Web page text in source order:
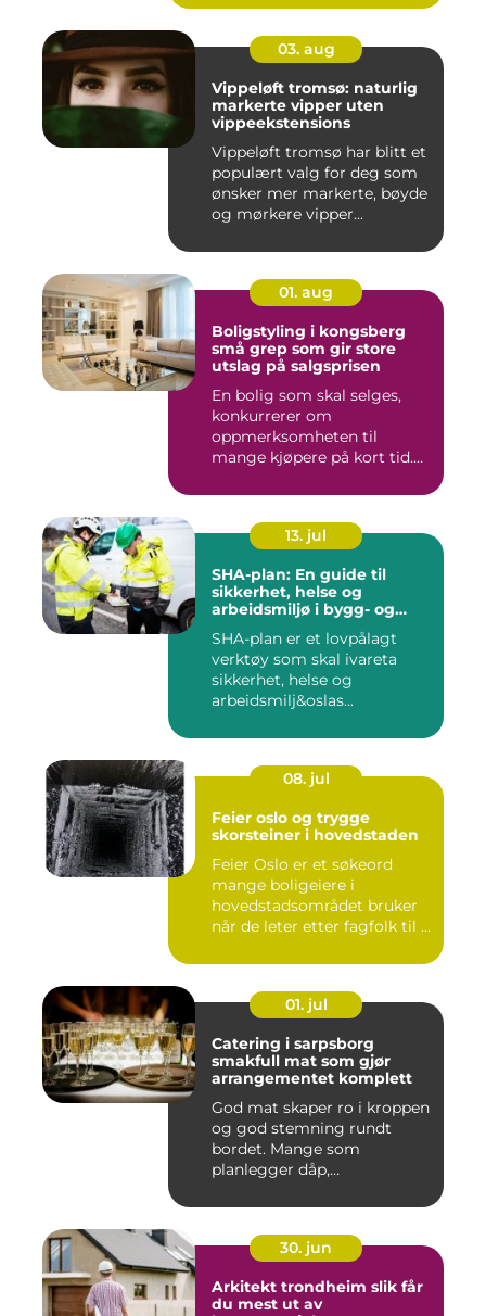
03. aug
Vippeløft tromsø: naturlig
markerte vipper uten
vippeekstensions
Vippeløft tromsø har blitt et
populært valg for deg som
ønsker mer markerte, bøyde
og mørkere vipper...
01. aug
Boligstyling i kongsberg
små grep som gir store
utslag på salgsprisen
En bolig som skal selges,
konkurrerer om
oppmerksomheten til
mange kjøpere på kort tid.
13. jul
SHA-plan: En guide til
sikkerhet, helse og
arbeidsmiljø i bygg- og
SHA-plan er et lovpålagt
verktøy som skal ivareta
sikkerhet, helse og
arbeidsmilj&oslas...
08. jul
Feier oslo og trygge
skorsteiner i hovedstaden
Feier Oslo er et søkeord
mange boligeiere i
hovedstadsområdet bruker
når de leter etter fagfolk til ...
01. jul
Catering i sarpsborg
smakfull mat som gjør
arrangementet komplett
God mat skaper ro i kroppen
og god stemning rundt
bordet. Mange som
planlegger dåp,
30. jun
Arkitekt trondheim slik får
du mest ut av